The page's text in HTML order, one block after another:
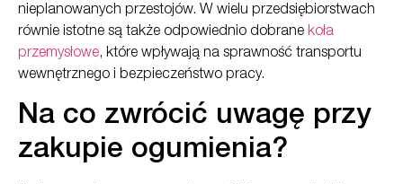
nieplanowanych przestojów. W wielu przedsiębiorstwach
równie istotne są także odpowiednio dobrane koła
przemysłowe, które wpływają na sprawność transportu
wewnętrznego i bezpieczeństwo pracy.
Na co zwrócić uwagę przy
zakupie ogumienia?